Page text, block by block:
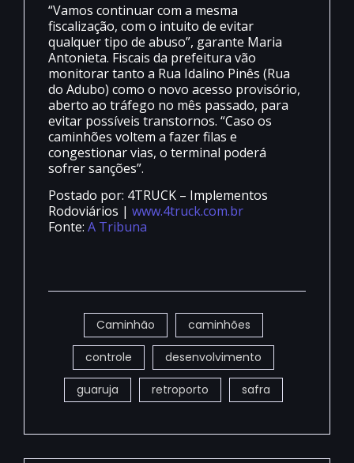
“Vamos continuar com a mesma
fiscalização, com o intuito de evitar
qualquer tipo de abuso”, garante Maria
Antonieta. Fiscais da prefeitura vão
monitorar tanto a Rua Idalino Pinês (Rua
do Adubo) como o novo acesso provisório,
aberto ao tráfego no mês passado, para
evitar possíveis transtornos. “Caso os
caminhões voltem a fazer filas e
congestionar vias, o terminal poderá
sofrer sanções”.
Postado por: 4TRUCK – Implementos
Rodoviários | www.4truck.com.br
Fonte: A Tribuna
Caminhão caminhões
controle desenvolvimento
guaruja retroporto safra